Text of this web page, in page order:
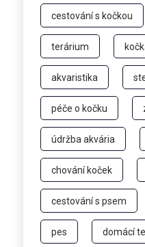
cestování s kočkou
terárium
akvaristika
péče o kočku
údržba akvária
chování koček
cestování s psem
pes domácí